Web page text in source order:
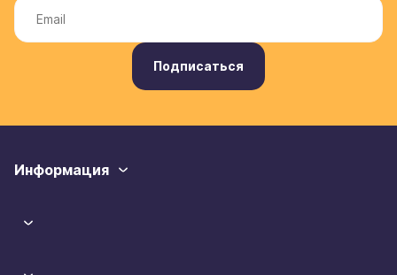
Подписаться
Информация